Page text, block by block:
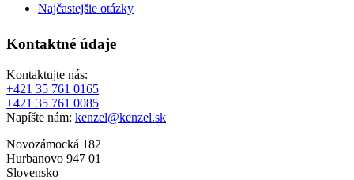
Najčastejšie otázky
Kontaktné údaje
Kontaktujte nás:
+421 35 761 0165
+421 35 761 0085
Napíšte nám: kenzel@kenzel.sk
Novozámocká 182
Hurbanovo 947 01
Slovensko